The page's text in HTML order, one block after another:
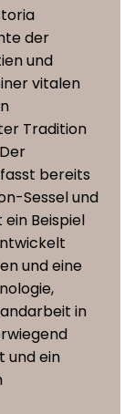
der
und
vitalen
Tradition
bereits
Sessel und
Beispiel
und eine
in
und ein